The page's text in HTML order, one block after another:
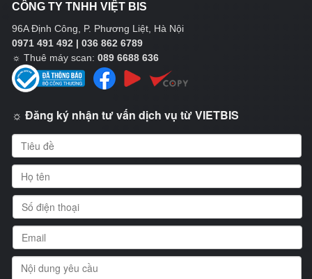
CÔNG TY TNHH VIỆT BIS
96A Định Công, P. Phương Liệt, Hà Nội
0971 491 492 | 036 862 6789
☼ Thuê máy scan: 089 6688 636
☼ Đăng ký nhận tư vấn dịch vụ từ VIETBIS